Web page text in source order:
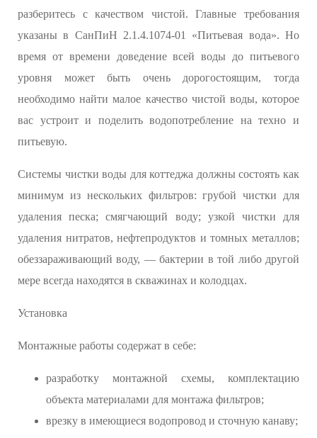
разберитесь с качеством чистой. Главные требования
указаны в СанПиН 2.1.4.1074-01 «Питьевая вода». Но
время от времени доведение всей воды до питьевого
уровня может быть очень дорогостоящим, тогда
необходимо найти малое качество чистой воды, которое
вас устроит и поделить водопотребление на техно и
питьевую.
Системы чистки воды для коттеджа должны состоять как
минимум из нескольких фильтров: грубой чистки для
удаления песка; смягчающий воду; узкой чистки для
удаления нитратов, нефтепродуктов и томных металлов;
обеззараживающий воду, — бактерии в той либо другой
мере всегда находятся в скважинах и колодцах.
Установка
Монтажные работы содержат в себе:
разработку монтажной схемы, комплектацию
объекта материалами для монтажа фильтров;
врезку в имеющиеся водопровод и сточную канаву;